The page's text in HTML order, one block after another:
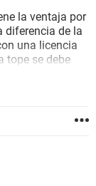
la ventaja por
diferencia de la
una licencia
tope se debe
que no tengo